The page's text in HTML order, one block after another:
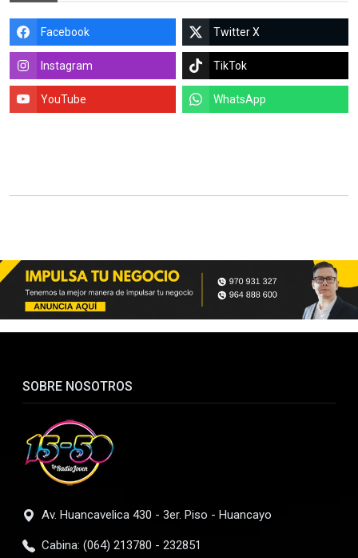
Facebook Twitter X
Instagram TikTok
YouTube WhatsApp
SOBRE NOSOTROS
Av. Huancavelica 430 - 3er. Piso - Huancayo
Cabina: (064) 213780 - 232851